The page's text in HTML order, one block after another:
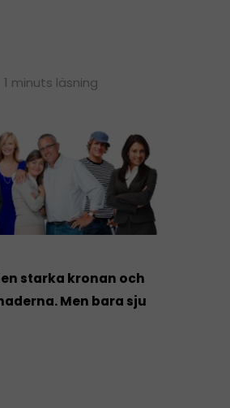
1 minuts läsning
starka kronan och
Men bara sju